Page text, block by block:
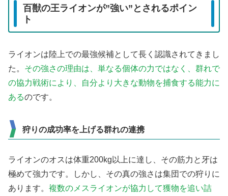
百獣の王ライオンが”強い”とされるポイン
ト
ライオンは陸上での最強候補として長く認識されてきまし
た。 その強さの理由は、単なる個体の力ではなく、群れで
の協力戦術により、自分より大きな動物を捕食する能力に
あるのです。
狩りの成功率を上げる群れの連携
ライオンのオスは体重200kg以上に達し、その筋力と牙は
極めて強力です。しかし、その真の強さは集団での狩りに
あります。 複数のメスライオンが協力して獲物を追い詰